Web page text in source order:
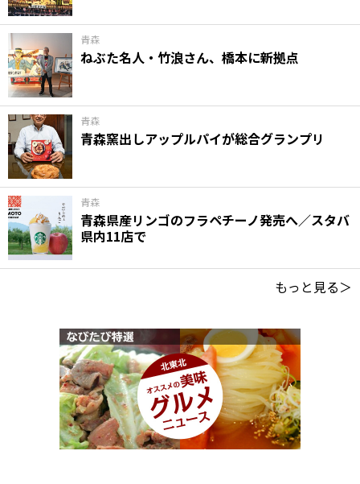
青森
ねぶた名人・竹浪さん、橋本に新拠点
青森
青森窯出しアップルパイが総合グランプリ
青森
青森県産リンゴのフラペチーノ発売へ／スタバ
県内11店で
もっと見る＞